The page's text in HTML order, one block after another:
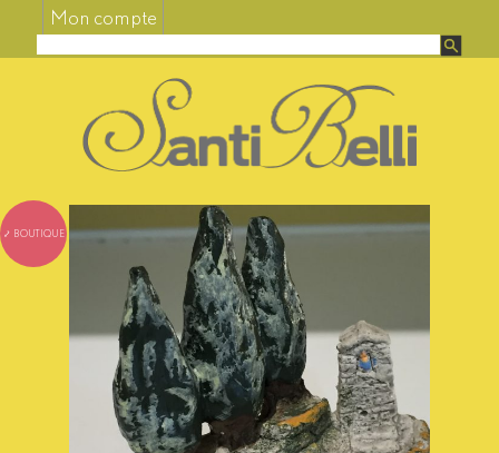
Mon compte
⤦ BOUTIQUE